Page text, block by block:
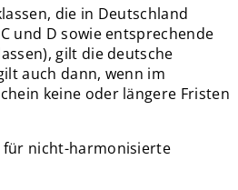
die in Deutschland
und D sowie entsprechende
gilt die deutsche
auch dann, wenn im
keine oder längere Fristen
für nicht-harmonisierte